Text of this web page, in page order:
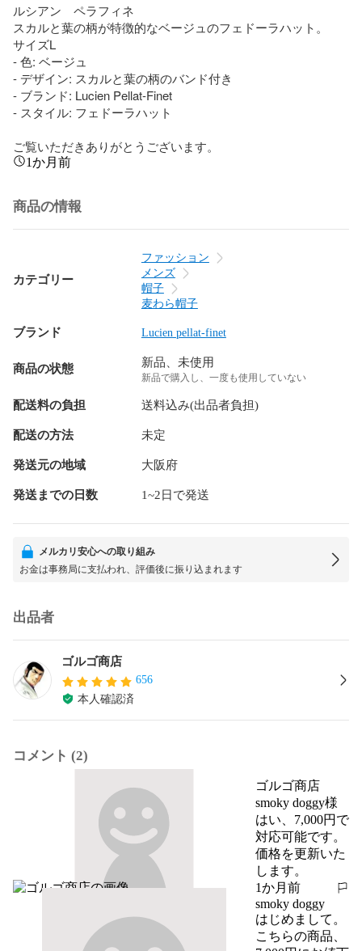
ルシアン　ペラフィネ
スカルと葉の柄が特徴的なベージュのフェドーラハット。
サイズL
- 色: ベージュ
- デザイン: スカルと葉の柄のバンド付き
- ブランド: Lucien Pellat-Finet
- スタイル: フェドーラハット
ご覧いただきありがとうございます。
1か月前
商品の情報
カテゴリー
ファッション
メンズ
帽子
麦わら帽子
ブランド Lucien pellat-finet
商品の状態 新品、未使用
新品で購入し、一度も使用していない
配送料の負担 送料込み(出品者負担)
配送の方法 未定
発送元の地域 大阪府
発送までの日数 1~2日で発送
メルカリ安心への取り組み
お金は事務局に支払われ、評価後に振り込まれます
出品者
ゴルゴ商店
656
本人確認済
コメント (2)
ゴルゴ商店
smoky doggy様
はい、7,000円で
対応可能です。
価格を更新いた
します。
1か月前
報告する
smoky doggy
はじめまして。
こちらの商品、